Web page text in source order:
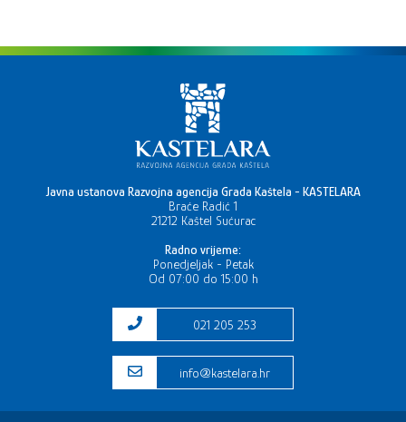
Javna ustanova Razvojna agencija Grada Kaštela - KASTELARA
Braće Radić 1
21212 Kaštel Sućurac
Radno vrijeme:
Ponedjeljak - Petak
Od 07:00 do 15:00 h
021 205 253
info@kastelara.hr